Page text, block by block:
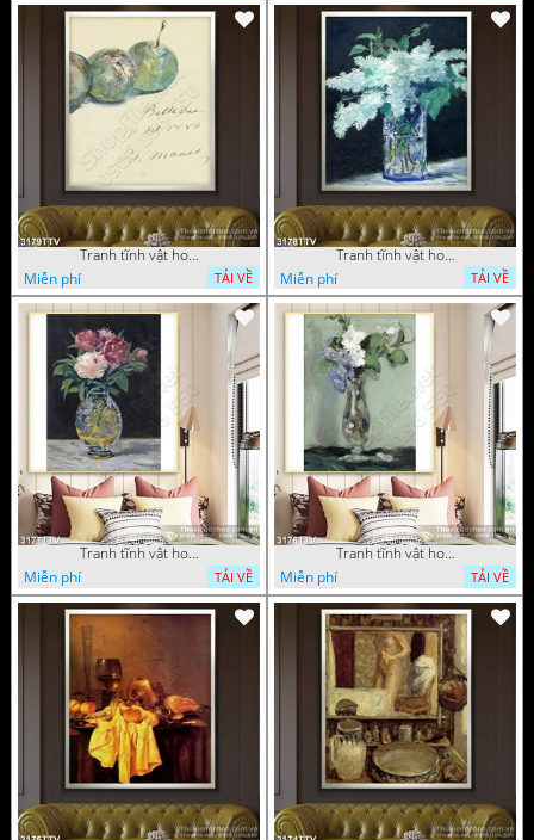
Tranh tĩnh vật hoa quả sơn dầu dán tường đẹp
Miễn phí
TẢI VỀ
Tranh tĩnh vật hoa quả sơn dầu trang trí tường đẹp
Miễn phí
TẢI VỀ
Tranh tĩnh vật hoa quả sơn dầu nghệ thuật
Miễn phí
TẢI VỀ
Tranh tĩnh vật hoa quả sơn dầu trang trí tường
Miễn phí
TẢI VỀ